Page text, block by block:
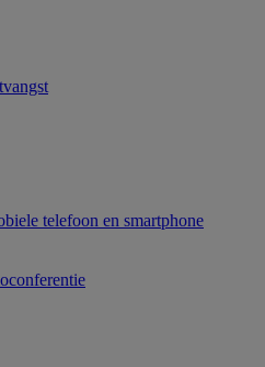
telefoon en smartphone